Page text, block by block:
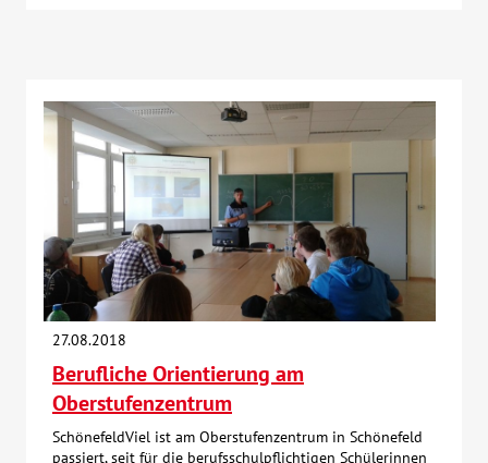
27.08.2018
Berufliche Orientierung am
Oberstufenzentrum
SchönefeldViel ist am Oberstufenzentrum in Schönefeld
passiert, seit für die berufsschulpflichtigen Schülerinnen